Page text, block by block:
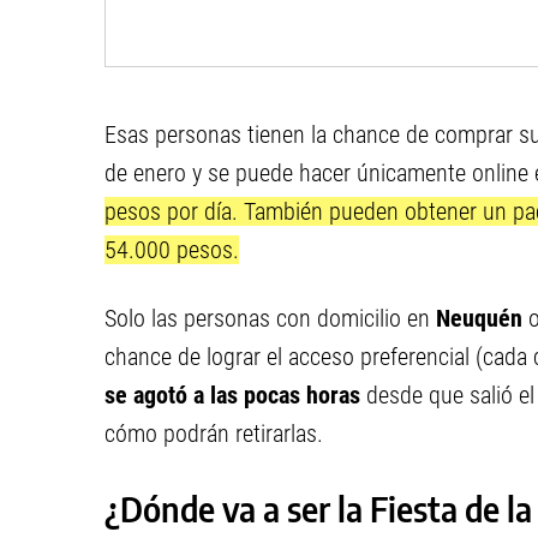
Esas personas tienen la chance de comprar
de enero y se puede hacer únicamente
pesos por día. También pueden obtener un
54.000 pesos.
Solo las personas con domicilio en Neuquén
chance de lograr el acceso preferencial
se agotó a las pocas horas desde que salió
cómo podrán retirarlas.
¿Dónde va a ser la Fiesta de